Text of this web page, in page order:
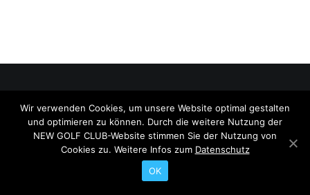
Search
© 2026 NEW GOLF CLUB. All rights reserved
Wir verwenden Cookies, um unsere Website optimal gestalten
und optimieren zu können. Durch die weitere Nutzung der
NEW GOLF CLUB-Website stimmen Sie der Nutzung von
Cookies zu. Weitere Infos zum Datenschutz
OK